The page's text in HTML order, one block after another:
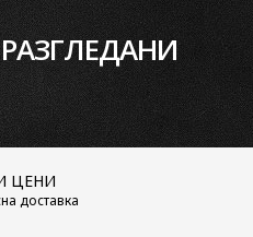
ЦЕНИ
доставка